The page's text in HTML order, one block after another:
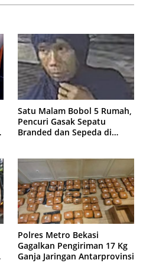
Satu Malam Bobol 5 Rumah,
Pencuri Gasak Sepatu
Branded dan Sepeda di
Polres Metro Bekasi
Gagalkan Pengiriman 17 Kg
Ganja Jaringan Antarprovinsi